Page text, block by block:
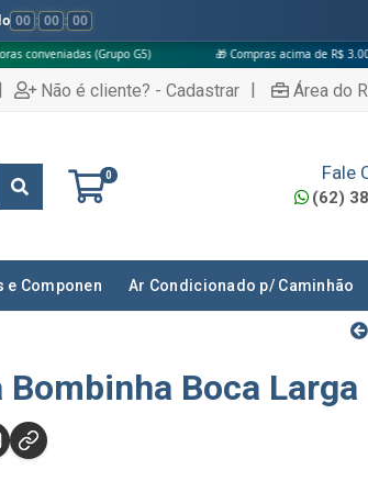
00 : 00 : 00
G5) 🎁 Compras acima de R$ 3.000 ganham uma
| Não é cliente? - Cadastrar | Área do
0 Fale
(62)
e Componen Ar Condicionado p/ Caminhão
Bombinha Boca Larga